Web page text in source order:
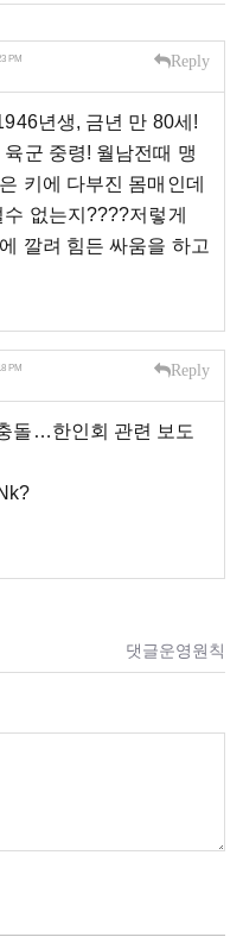
PM Reply
년생, 금년 만 80세!
군 중령! 월남전때 맹
키에 다부진 몸매인데
없는지????저렇게
깔려 힘든 싸움을 하고
PM Reply
돌…한인회 관련 보도
댓글운영원칙